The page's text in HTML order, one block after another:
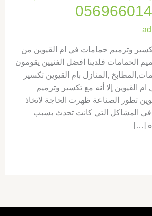
وترميم حمامات في ام القيوين من
الحمامات فلدينا افضل الفنيين يقومون
,المنازل بام القيوين تكسير
القيوين إلا أنه مع تكسير وترميم
تطور الصناعة ظهرت الحاجة لاتخاذ
المشاكل التي كانت تحدث بسبب
[…]